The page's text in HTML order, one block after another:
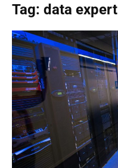
Tag: data expert